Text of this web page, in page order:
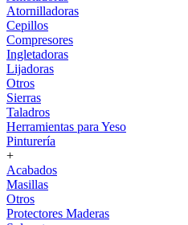
Atornilladoras
Cepillos
Compresores
Ingletadoras
Lijadoras
Otros
Sierras
Taladros
Herramientas para Yeso
Pinturería
+
Acabados
Masillas
Otros
Protectores Maderas